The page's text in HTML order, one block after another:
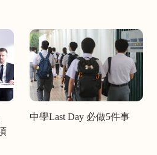
中學Last Day 必做5件事